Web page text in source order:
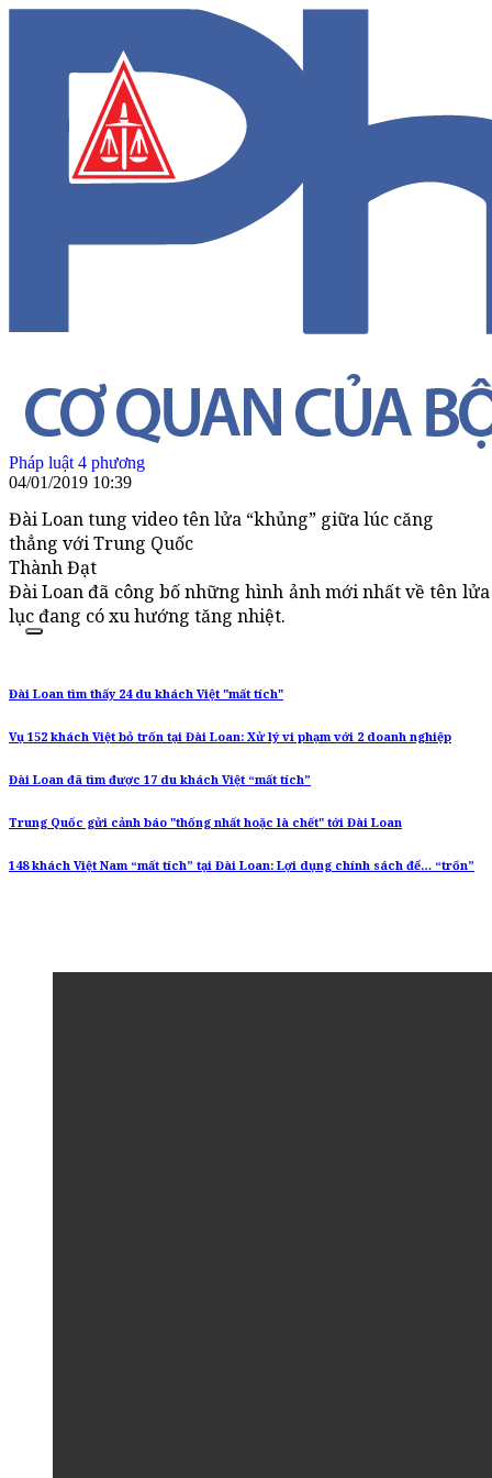
Pháp luật 4 phương
04/01/2019 10:39
Đài Loan tung video tên lửa “khủng” giữa lúc căng
thẳng với Trung Quốc
Thành Đạt
Đài Loan đã công bố những hình ảnh mới nhất về tên
lục đang có xu hướng tăng nhiệt.
Đài Loan tìm thấy 24 du khách Việt "mất tích"
Vụ 152 khách Việt bỏ trốn tại Đài Loan: Xử lý vi phạm với 2 doanh nghiệp
Đài Loan đã tìm được 17 du khách Việt “mất tích”
Trung Quốc gửi cảnh báo "thống nhất hoặc là chết" tới Đài Loan
148 khách Việt Nam “mất tích” tại Đài Loan: Lợi dụng chính sách để… “trốn”